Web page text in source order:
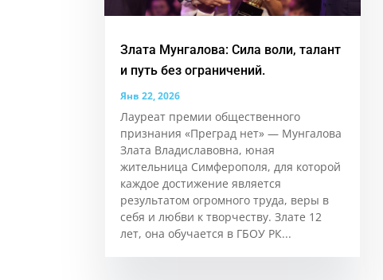
Злата Мунгалова: Сила воли, талант
и путь без ограничений.
Янв 22, 2026
Лауреат премии общественного
признания «Преград нет» — Мунгалова
Злата Владиславовна, юная
жительница Симферополя, для которой
каждое достижение является
результатом огромного труда, веры в
себя и любви к творчеству. Злате 12
лет, она обучается в ГБОУ РК...